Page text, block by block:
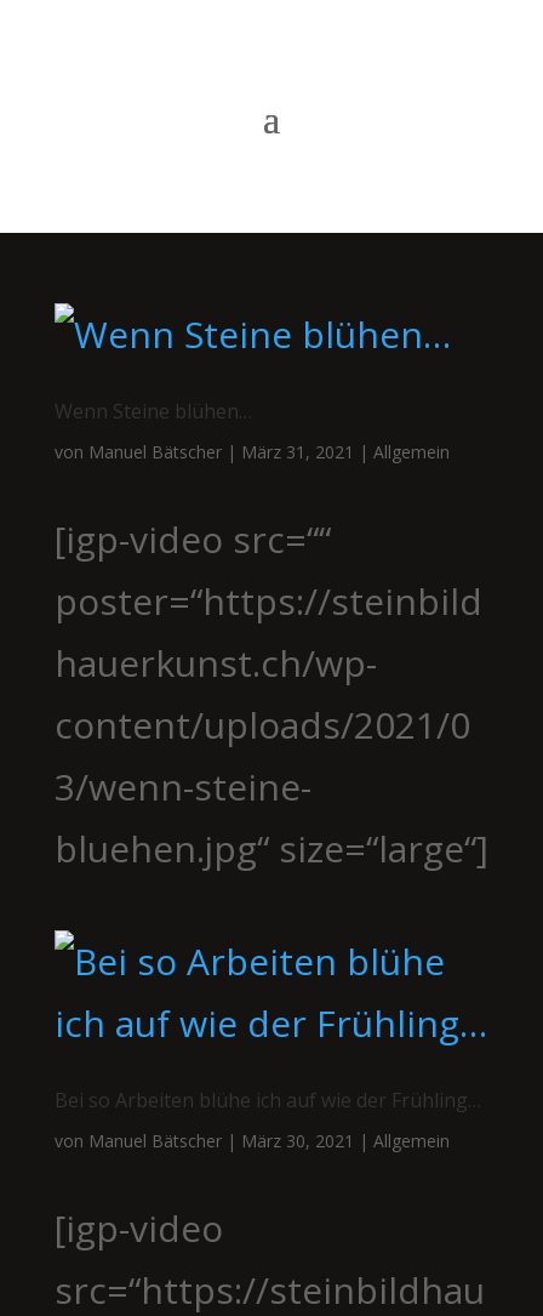
Wenn Steine blühen…
von Manuel Bätscher| März 31, 2021 | Allgemein
[igp-video src=““
poster=“https://steinbild
hauerkunst.ch/wp-
content/uploads/2021/0
3/wenn-steine-
bluehen.jpg“ size=“large“]
Bei so Arbeiten blühe ich auf wie der Frühling…
von Manuel Bätscher| März 30, 2021 | Allgemein
[igp-video
src=“https://steinbildhau